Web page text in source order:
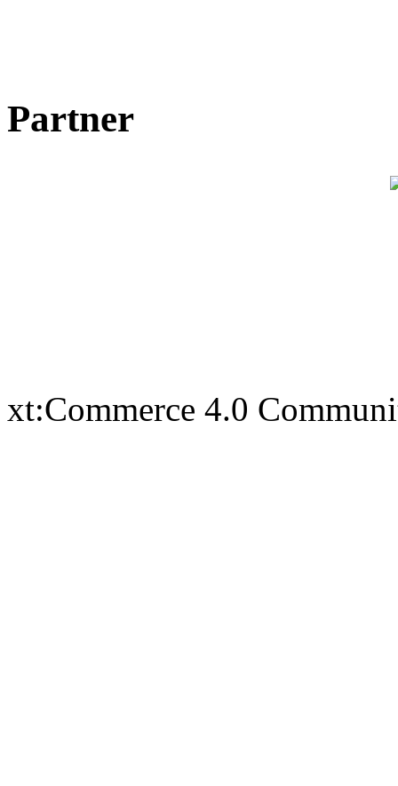
Partner
xt:Commerce 4.0